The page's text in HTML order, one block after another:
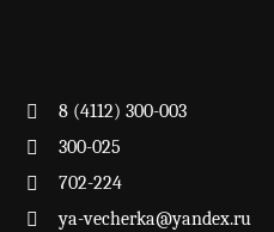
8 (4112) 300-003
300-025
702-224
ya-vecherka@yandex.ru